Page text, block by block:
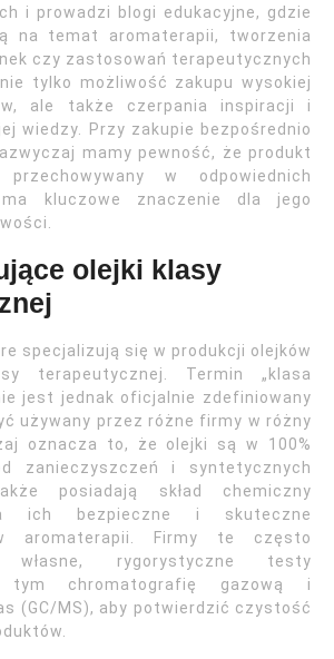
i prowadzi blogi edukacyjne, gdzie
na temat aromaterapii, tworzenia
czy zastosowań terapeutycznych
tylko możliwość zakupu wysokiej
ale także czerpania inspiracji i
wiedzy. Przy zakupie bezpośrednio
mamy pewność, że produkt
w odpowiednich
kluczowe znaczenie dla jego
olejki klasy
specjalizują się w produkcji olejków
terapeutycznej. Termin „klasa
jest jednak oficjalnie zdefiniowany
używany przez różne firmy w różny
oznacza to, że olejki są w 100%
zanieczyszczeń i syntetycznych
posiadają skład chemiczny
ich bezpieczne i skuteczne
aromaterapii. Firmy te często
własne, rygorystyczne testy
tym chromatografię gazową i
(GC/MS), aby potwierdzić czystość